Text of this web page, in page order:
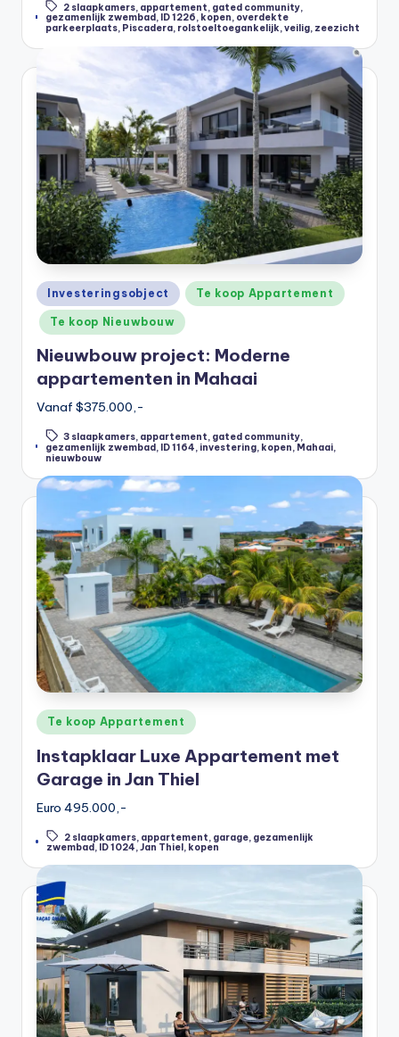
Tags:
2 slaapkamers, appartement gated community,
gezamenlijk zwembad , ID 1226, kopen, overdekte
parkeerplaats, Piscadera, rolstoeltoegankelijk,veilig, zeezicht
Posted
in
Investeringsobject Te koop Appartement
Te koop Nieuwbouw
Nieuwbouw project: Moderne
appartementen in Mahaai
Vanaf $375.000,-
Tags:
3 slaapkamers appartement gated community
gezamenlijk zwembad ID 1164 investering kopen Mahaai
nieuwbouw
Posted
in
Te koop Appartement
Instapklaar Luxe Appartement met
Garage in Jan Thiel
Euro 495.000,-
Tags: 2 slaapkamers appartement garage gezamenlijk
zwembad , ID 1024,Jan Thiel , kopen